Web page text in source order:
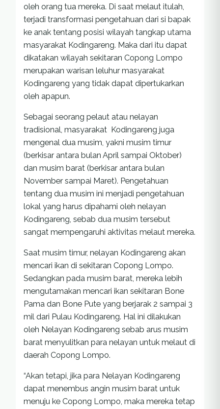
oleh orang tua mereka. Di saat melaut itulah,
terjadi transformasi pengetahuan dari si bapak
ke anak tentang posisi wilayah tangkap utama
masyarakat Kodingareng. Maka dari itu dapat
dikatakan wilayah sekitaran Copong Lompo
merupakan warisan leluhur masyarakat
Kodingareng yang tidak dapat dipertukarkan
oleh apapun.
Sebagai seorang pelaut atau nelayan
tradisional, masyarakat Kodingareng juga
mengenal dua musim, yakni musim timur
(berkisar antara bulan April sampai Oktober)
dan musim barat (berkisar antara bulan
November sampai Maret). Pengetahuan
tentang dua musim ini menjadi pengetahuan
lokal yang harus dipahami oleh nelayan
Kodingareng, sebab dua musim tersebut
sangat mempengaruhi aktivitas melaut mereka.
Saat musim timur, nelayan Kodingareng akan
mencari ikan di sekitaran Copong Lompo.
Sedangkan pada musim barat, mereka lebih
mengutamakan mencari ikan sekitaran Bone
Pama dan Bone Pute yang berjarak 2 sampai 3
mil dari Pulau Kodingareng. Hal ini dilakukan
oleh Nelayan Kodingareng sebab arus musim
barat menyulitkan para nelayan untuk melaut di
daerah Copong Lompo.
“Akan tetapi, jika para Nelayan Kodingareng
dapat menembus angin musim barat untuk
menuju ke Copong Lompo, maka mereka tetap